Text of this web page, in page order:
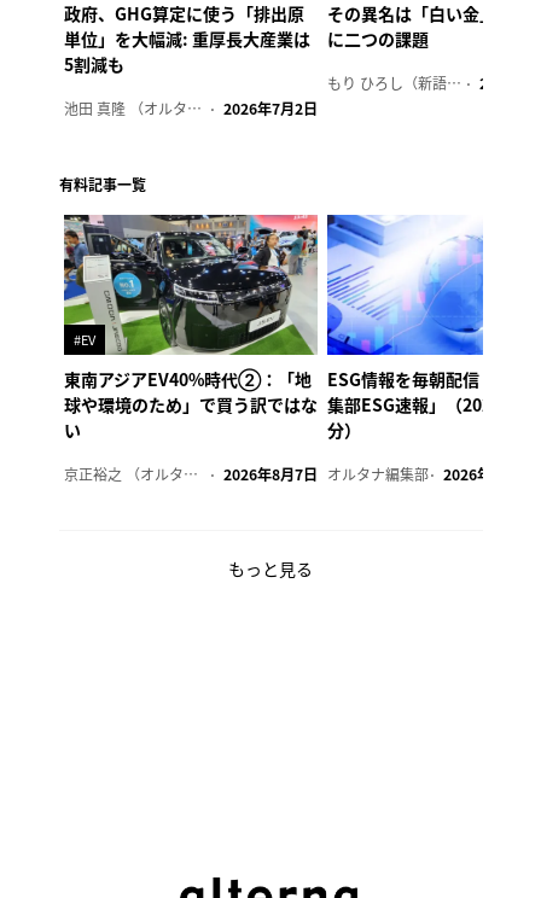
政府、GHG算定に使う「排出原
単位」を大幅減: 重厚長大産業は
5割減も
池田 真隆 （オルタナ輪番編集長） 2026年7月2日
その異名は「白い金」、リ
に二つの課題
もり ひろし（新語ウォッチャー） 2023年7
有料記事一覧
#EV
東南アジアEV40%時代②：「地
球や環境のため」で買う訳ではな
い
京正裕之 （オルタナ副編集長） 2026年8月7日
ESG情報を毎朝配信「オル
集部ESG速報」（2026年8
分）
オルタナ編集部 2026年8月7日
もっと見る